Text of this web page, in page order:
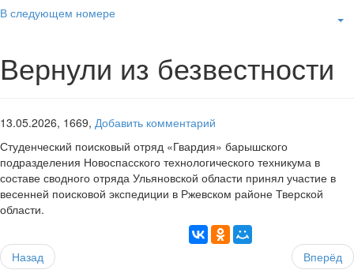
В следующем номере
Вернули из безвестности
13.05.2026, 1669, Добавить комментарий
Студенческий поисковый отряд «Гвардия» барышского
подразделения Новоспасского технологического техникума в
составе сводного отряда Ульяновской области принял участие в
весенней поисковой экспедиции в Ржевском районе Тверской
области.
Назад Вперёд